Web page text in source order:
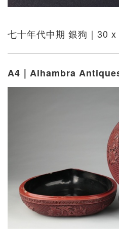
七十年代中期 銀狗｜30
A4｜Alhambra